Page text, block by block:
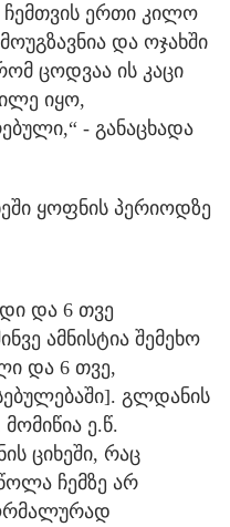
ჩემთვის ერთი კილო
და ოჯახში
ცოდვაა ის კაცი
იყო,
- განაცხადა
ყოფნის პერიოდზე
და 6 თვე
ამნისტია შემეხო
და 6 თვე,
გლდანის
ე.წ.
ციხეში, რაც
ჩემზე არ